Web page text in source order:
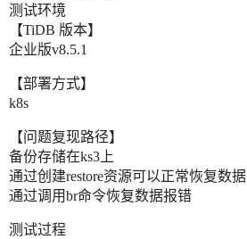
测试环境
【TiDB 版本】
企业版v8.5.1
【部署方式】
k8s
【问题复现路径】
备份存储在ks3上
通过创建restore资源可以正常恢复数据
通过调用br命令恢复数据报错
测试过程